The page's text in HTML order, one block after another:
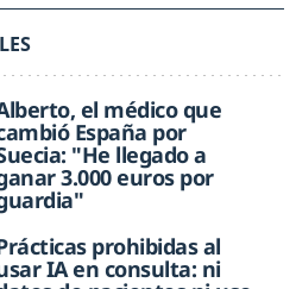
el médico que
España por
"He llegado a
3.000 euros por
prohibidas al
IA en consulta: ni